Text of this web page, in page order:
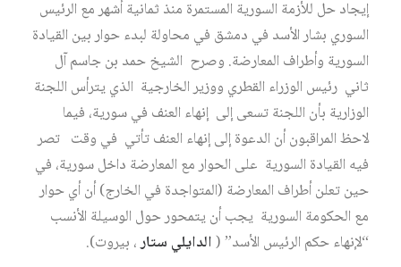
إيجاد حل للأزمة السورية المستمرة منذ ثمانية أشهر مع الرئيس
السوري بشار الأسد في دمشق في محاولة لبدء حوار بين القيادة
السورية وأطراف المعارضة. وصرح الشيخ حمد بن جاسم آل
ثاني رئيس الوزراء القطري ووزير الخارجية الذي يترأس اللجنة
الوزارية بأن اللجنة تسعى إلى إنهاء العنف في سورية، فيما
لاحظ المراقبون أن الدعوة إلى إنهاء العنف تأتي في وقت تصر
فيه القيادة السورية على الحوار مع المعارضة داخل سورية، في
حين تعلن أطراف المعارضة (المتواجدة في الخارج) أن أي حوار
مع الحكومة السورية يجب أن يتمحور حول الوسيلة الأنسب
“لإنهاء حكم الرئيس الأسد” (الدايلي ستار، بيروت).